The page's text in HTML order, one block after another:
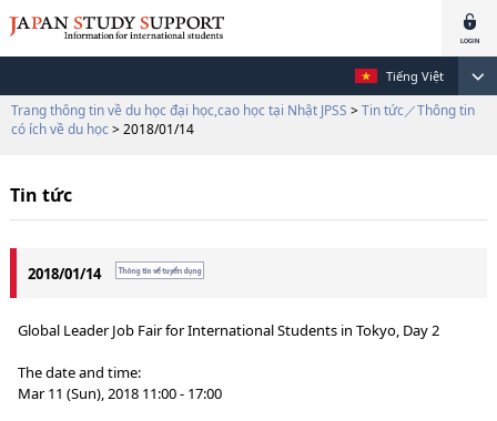
Tiếng Việt
Trang thông tin về du học đại học,cao học tại Nhật JPSS > Tin tức／Thông tin
có ích về du học > 2018/01/14
Tin tức
2018/01/14
Global Leader Job Fair for International Students in Tokyo, Day 2
The date and time:
Mar 11 (Sun), 2018 11:00 - 17:00